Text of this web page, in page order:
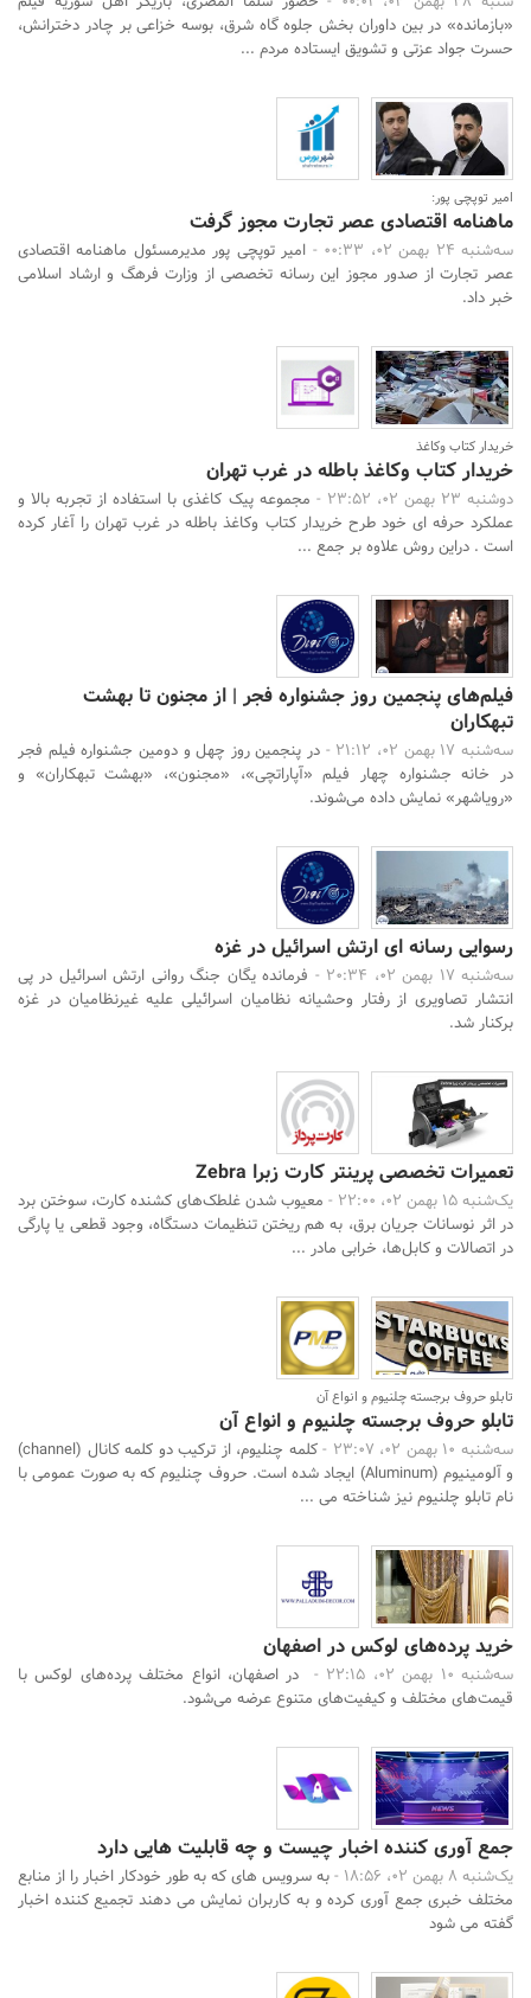
«بازمانده» در بین داوران بخش جلوه گاه شرق، بوسه خزاعی بر چادر دخترانش،
حسرت جواد عزتی و تشویق ایستاده مردم ...
امیر توپچی پور:
ماهنامه اقتصادی عصر تجارت مجوز گرفت
سه‌شنبه 24 بهمن 02، 00:33 -
امیر توپچی پور مدیرمسئول ماهنامه اقتصادی
عصر تجارت از صدور مجوز این رسانه تخصصی از وزارت فرهگ و ارشاد اسلامی
خبر داد.
خریدار کتاب وکاغذ
خریدار کتاب وکاغذ باطله در غرب تهران
دوشنبه 23 بهمن 02، 23:52 -
مجموعه پیک کاغذی با استفاده از تجربه بالا و
عملکرد حرفه ای خود طرح خریدار کتاب وکاغذ باطله در غرب تهران را آغار کرده
است . دراین روش علاوه بر جمع ...
فیلم‌های پنجمین روز جشنواره فجر | از مجنون تا بهشت
تبهکاران
سه‌شنبه 17 بهمن 02، 21:12 -
در پنجمین روز چهل و دومین جشنواره فیلم فجر
در خانه جشنواره چهار فیلم «آپاراتچی»، «مجنون»، «بهشت تبهکاران» و
«رویاشهر» نمایش داده می‌شوند.
رسوایی رسانه ای ارتش اسرائیل در غزه
سه‌شنبه 17 بهمن 02، 20:34 -
فرمانده یگان جنگ روانی ارتش اسرائیل در پی
انتشار تصاویری از رفتار وحشیانه نظامیان اسرائیلی علیه غیرنظامیان در غزه
برکنار شد.
تعمیرات تخصصی پرینتر کارت زبرا Zebra
یک‌شنبه 15 بهمن 02، 22:00 -
معیوب شدن غلطک‌های کشنده کارت، سوختن برد
در اثر نوسانات جریان برق، به هم ریختن تنظیمات دستگاه، وجود قطعی یا پارگی
در اتصالات و کابل‌ها، خرابی مادر ...
تابلو حروف برجسته چلنیوم و انواع آن
تابلو حروف برجسته چلنیوم و انواع آن
سه‌شنبه 10 بهمن 02، 23:07 -
کلمه چنلیوم، از ترکیب دو کلمه کانال (channel)
و آلومینیوم (Aluminum) ایجاد شده است. حروف چنلیوم که به صورت عمومی با
نام تابلو چلنیوم نیز شناخته می ...
خرید پرده‌های لوکس در اصفهان
سه‌شنبه 10 بهمن 02، 22:15 -
در اصفهان، انواع مختلف پرده‌های لوکس با
قیمت‌های مختلف و کیفیت‌های متنوع عرضه می‌شود.
جمع آوری کننده اخبار چیست و چه قابلیت هایی دارد
یک‌شنبه 8 بهمن 02، 18:56 -
به سرویس های که به طور خودکار اخبار را از منابع
مختلف خبری جمع آوری کرده و به کاربران نمایش می دهند تجمیع کننده اخبار
گفته می شود